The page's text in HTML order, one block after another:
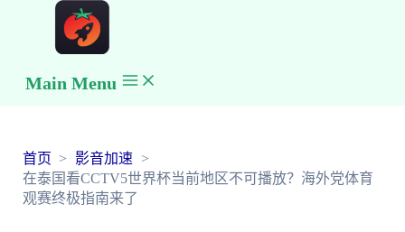
Main Menu
首页
影音加速
在泰国看CCTV5世界杯当前地区不可播放？海外党体育
观赛终极指南来了